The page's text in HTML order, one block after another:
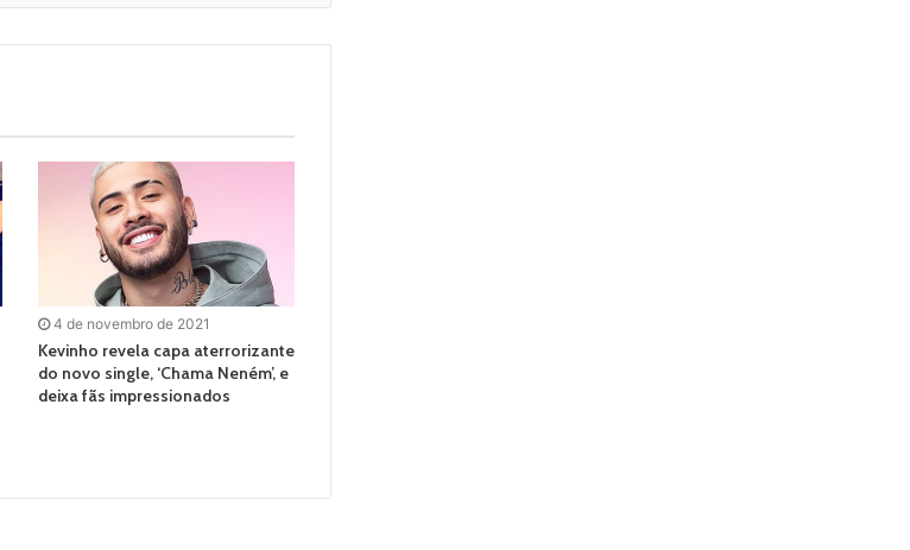
4 de novembro de 2021
Kevinho revela capa aterrorizante
do novo single, ‘Chama Neném’, e
deixa fãs impressionados